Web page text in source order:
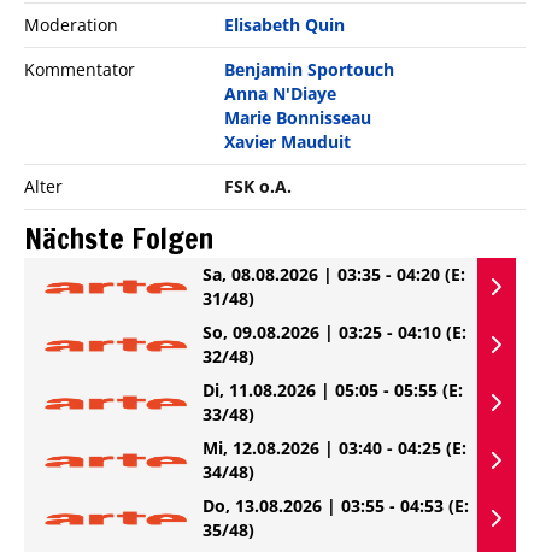
Moderation
Elisabeth Quin
Kommentator
Benjamin Sportouch
Anna N'Diaye
Marie Bonnisseau
Xavier Mauduit
Alter
FSK o.A.
Nächste Folgen
Sa, 08.08.2026 | 03:35 - 04:20 (E:
31/48)
So, 09.08.2026 | 03:25 - 04:10 (E:
32/48)
Di, 11.08.2026 | 05:05 - 05:55 (E:
33/48)
Mi, 12.08.2026 | 03:40 - 04:25 (E:
34/48)
Do, 13.08.2026 | 03:55 - 04:53 (E:
35/48)